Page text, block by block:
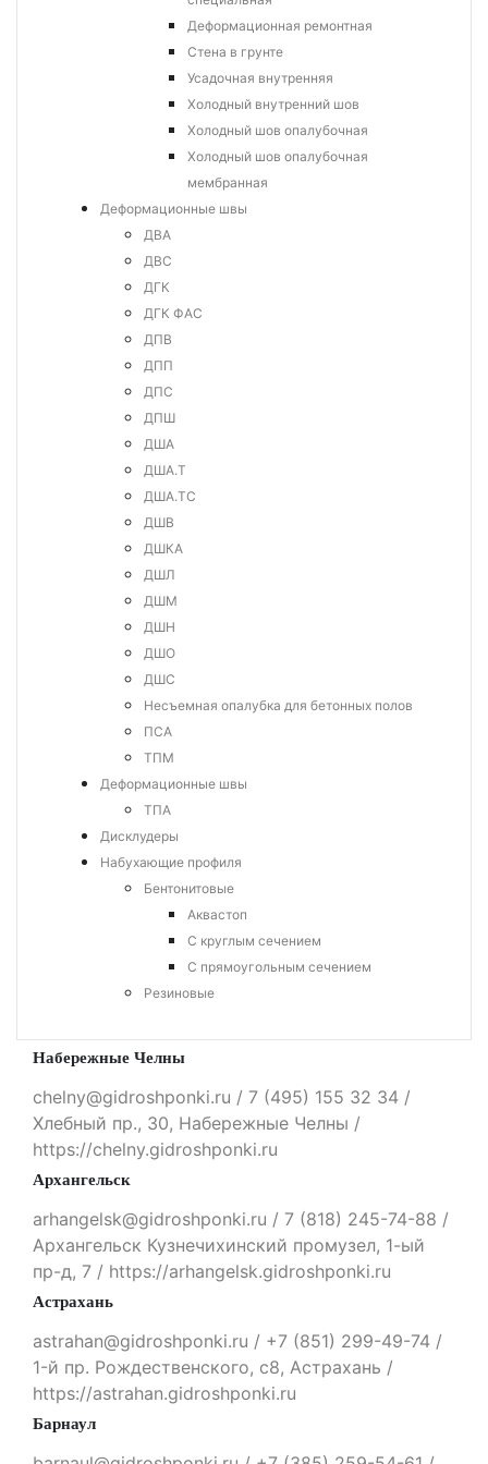
Деформационная ремонтная
Стена в грунте
Усадочная внутренняя
Холодный внутренний шов
Холодный шов опалубочная
Холодный шов опалубочная
мембранная
Деформационные швы
ДВА
ДВС
ДГК
ДГК ФАС
ДПВ
ДПП
ДПС
ДПШ
ДША
ДША.Т
ДША.ТС
ДШВ
ДШКА
ДШЛ
ДШМ
ДШН
ДШО
ДШС
Несъемная опалубка для бетонных полов
ПСА
ТПМ
Деформационные швы
ТПА
Дисклудеры
Набухающие профиля
Бентонитовые
Аквастоп
С круглым сечением
С прямоугольным сечением
Резиновые
Набережные Челны
chelny@gidroshponki.ru / 7 (495) 155 32 34 /
Хлебный пр., 30, Набережные Челны /
https://chelny.gidroshponki.ru
Архангельск
arhangelsk@gidroshponki.ru / 7 (818) 245-74-88 /
Архангельск Кузнечихинский промузел, 1-ый
пр-д, 7 / https://arhangelsk.gidroshponki.ru
Астрахань
astrahan@gidroshponki.ru / +7 (851) 299-49-74 /
1-й пр. Рождественского, с8, Астрахань /
https://astrahan.gidroshponki.ru
Барнаул